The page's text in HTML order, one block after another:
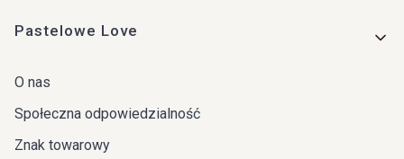
Pastelowe Love
O nas
Społeczna odpowiedzialność
Znak towarowy